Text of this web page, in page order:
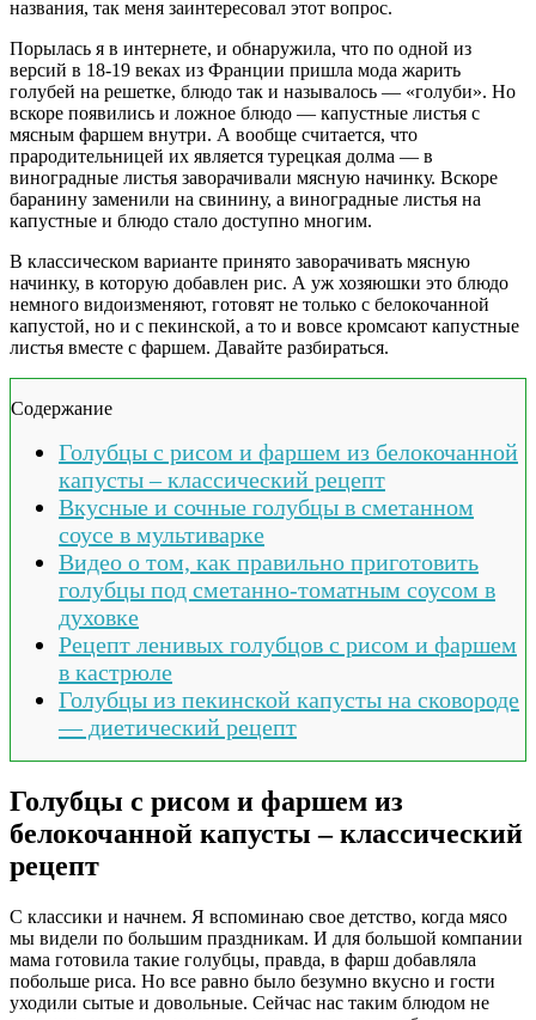
названия, так меня заинтересовал этот вопрос.
Порылась я в интернете, и обнаружила, что по одной из
версий в 18-19 веках из Франции пришла мода жарить
голубей на решетке, блюдо так и называлось — «голуби». Но
вскоре появились и ложное блюдо — капустные листья с
мясным фаршем внутри. А вообще считается, что
прародительницей их является турецкая долма — в
виноградные листья заворачивали мясную начинку. Вскоре
баранину заменили на свинину, а виноградные листья на
капустные и блюдо стало доступно многим.
В классическом варианте принято заворачивать мясную
начинку, в которую добавлен рис. А уж хозяюшки это блюдо
немного видоизменяют, готовят не только с белокочанной
капустой, но и с пекинской, а то и вовсе кромсают капустные
листья вместе с фаршем. Давайте разбираться.
Содержание
Голубцы с рисом и фаршем из белокочанной
капусты – классический рецепт
Вкусные и сочные голубцы в сметанном
соусе в мультиварке
Видео о том, как правильно приготовить
голубцы под сметанно-томатным соусом в
духовке
Рецепт ленивых голубцов с рисом и фаршем
в кастрюле
Голубцы из пекинской капусты на сковороде
— диетический рецепт
Голубцы с рисом и фаршем из
белокочанной капусты – классический
рецепт
С классики и начнем. Я вспоминаю свое детство, когда мясо
мы видели по большим праздникам. И для большой компании
мама готовила такие голубцы, правда, в фарш добавляла
побольше риса. Но все равно было безумно вкусно и гости
уходили сытые и довольные. Сейчас нас таким блюдом не